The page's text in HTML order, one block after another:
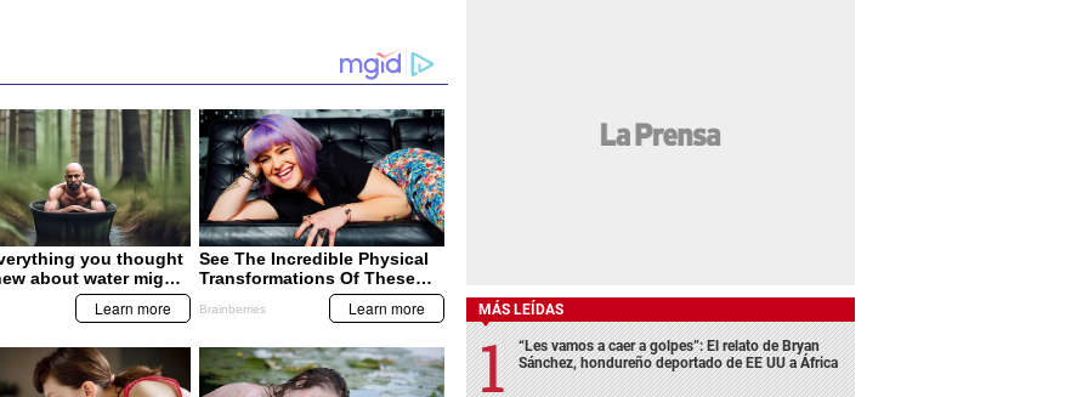
MÁS LEÍDAS
“Les vamos a caer a golpes”: El relato de Bryan
Sánchez, hondureño deportado de EE UU a África